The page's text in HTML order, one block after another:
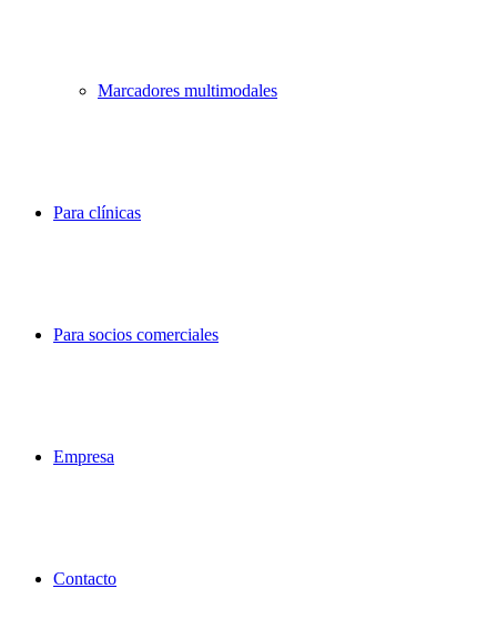
Marcadores multimodales
Para clínicas
Para socios comerciales
Empresa
Contacto